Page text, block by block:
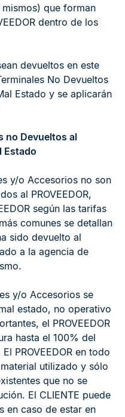
que forman
dentro de los
devueltos en este
No Devueltos
Estado y se aplicarán
no Devueltos al
Estado
y/o Accesorios no son
al PROVEEDOR,
según las tarifas
comunes se detallan
sido devuelto al
a la agencia de
y/o Accesorios se
estado, no operativo
el PROVEEDOR
hasta el 100% del
PROVEEDOR en todo
utilizado y sólo
que no se
El CLIENTE puede
en caso de estar en